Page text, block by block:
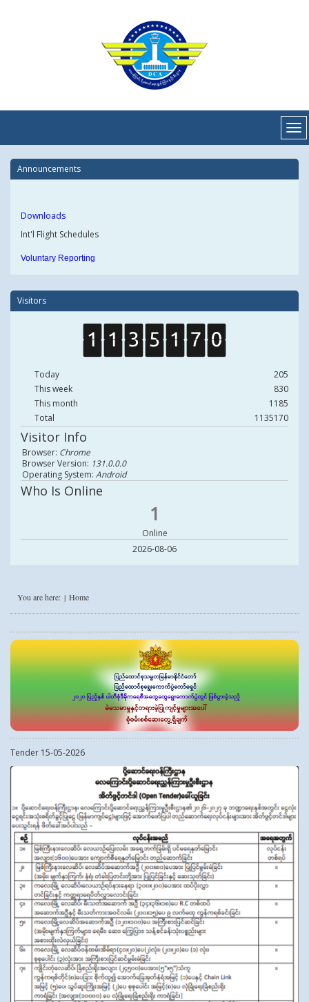
Announcements
Downloads
Int'l Flight Schedules
Voluntary Reporting
Visitors
Today
205
This week
830
This month
1185
Total
1135170
Visitor Info
Browser: Chrome
Browser Version: 131.0.0.0
Operating System: Android
Who Is Online
1
Online
2026-08-06
You are here: Home
Tender 15-05-2026